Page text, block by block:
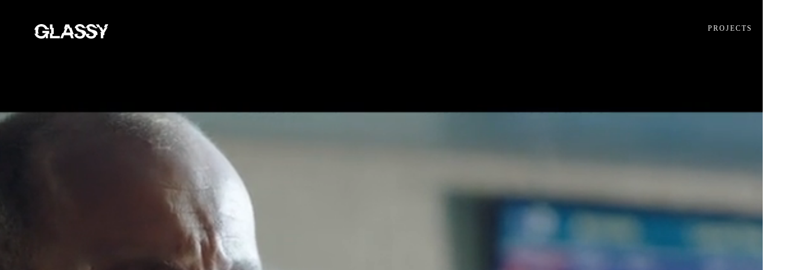
PROJECTS